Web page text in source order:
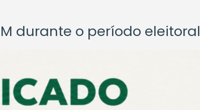
durante o período eleitoral